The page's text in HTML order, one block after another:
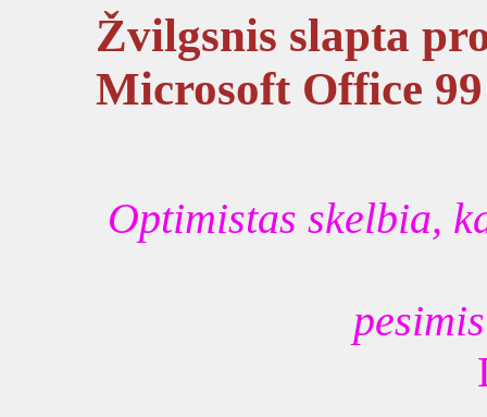
Žvilgsnis slapta
Microsoft Office 99
Optimistas skelbia,